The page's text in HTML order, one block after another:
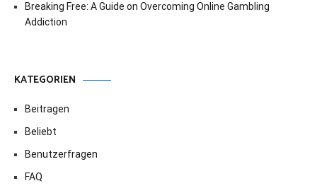
Breaking Free: A Guide on Overcoming Online Gambling
Addiction
KATEGORIEN
Beitragen
Beliebt
Benutzerfragen
FAQ